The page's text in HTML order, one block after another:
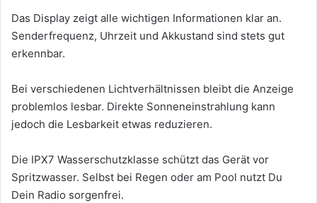
Das Display zeigt alle wichtigen Informationen klar an.
Senderfrequenz, Uhrzeit und Akkustand sind stets gut
erkennbar.
Bei verschiedenen Lichtverhältnissen bleibt die Anzeige
problemlos lesbar. Direkte Sonneneinstrahlung kann
jedoch die Lesbarkeit etwas reduzieren.
Die IPX7 Wasserschutzklasse schützt das Gerät vor
Spritzwasser. Selbst bei Regen oder am Pool nutzt Du
Dein Radio sorgenfrei.